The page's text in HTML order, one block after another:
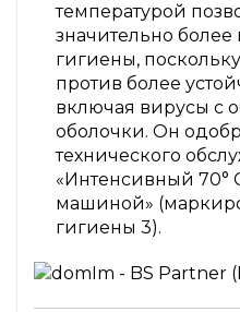
температурой
значительно более
гигиены,
против более
включая вирусы с
оболочки. Он
технического
«Интенсивный 70°
машиной»
гигиены 3).